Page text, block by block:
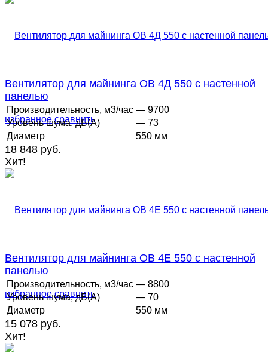
избранное сравнить
Вентилятор для майнинга ОВ 4Д 550 с настенной
панелью
Производительность, м3/час — 9700
Уровень шума, дБ(А)
— 73
Диаметр
550 мм
18 848 руб.
Хит!
избранное сравнить
Вентилятор для майнинга ОВ 4Е 550 с настенной
панелью
Производительность, м3/час — 8800
Уровень шума, дБ(А)
— 70
Диаметр
550 мм
15 078 руб.
Хит!